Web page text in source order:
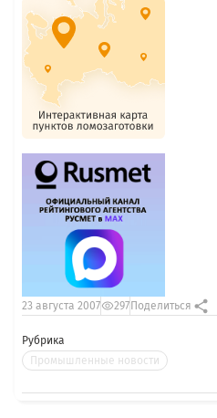
Рубрика
Промышленные новости
23 августа 2007 297 Поделиться